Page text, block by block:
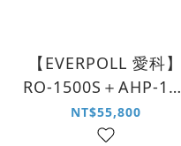
【EVERPOLL 愛科】
RO-1500S＋AHP-150
商用可調 TDS 淨水解
決方案
NT$55,800